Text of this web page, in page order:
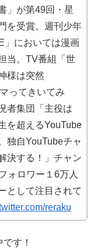
」が第49回・星
を受賞。週刊少年
」においては漫画
当。TV番組「世
様は突然
ってきいてみ
者集団「主役は
を超えるYouTube
独自YouTubeチャ
決する！」チャン
ォロワー１6万人
として注目されて
reraku
す！